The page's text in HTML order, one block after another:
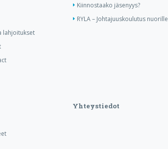
lahjoitukset
Kiinnostaako jäsenyys?
RYLA – Johtajuuskoulutus nuorille
Yhteystiedot